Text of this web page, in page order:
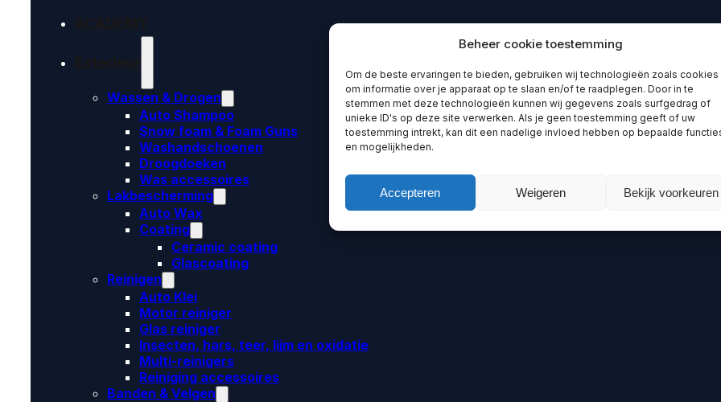
Beheer cookie toestemming
Om de beste ervaringen te bieden, gebruiken wij technologieën zoals cookies
om informatie over je apparaat op te slaan en/of te raadplegen. Door in te
stemmen met deze technologieën kunnen wij gegevens zoals surfgedrag of
unieke ID's op deze site verwerken. Als je geen toestemming geeft of uw
toestemming intrekt, kan dit een nadelige invloed hebben op bepaalde
en mogelijkheden.
Accepteren Weigeren Bekijk voorkeuren
Wassen & Drogen
Auto Shampoo
Snow foam & Foam Guns
Washandschoenen
Droogdoeken
Was accessoires
Lakbescherming
Auto Wax
Coating
Ceramic coating
Glascoating
Reinigen
Auto Klei
Motor reiniger
Glas reiniger
Insecten, hars, teer, lijm en oxidatie
Multi-reinigers
Reiniging accessoires
Banden & Velgen